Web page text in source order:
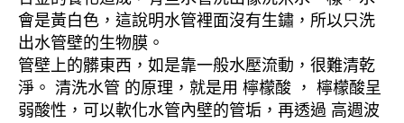
會是黃白色，這說明水管裡面沒有生鏽，所以只洗
出水管壁的生物膜。
管壁上的髒東西，如是靠一般水壓流動，很難清乾
淨。 清洗水管 的原理，就是用 檸檬酸 ， 檸檬酸呈
弱酸性，可以軟化水管內壁的管垢，再透過 高週波